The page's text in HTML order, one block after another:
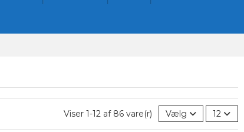
Viser 1-12 af 86 vare(r) Vælg 12